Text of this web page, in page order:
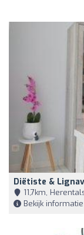
Diëtiste &
11,7km,
Bekijk